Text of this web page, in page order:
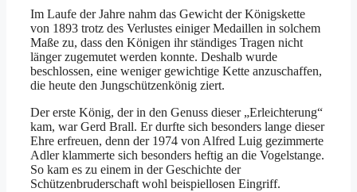
Im Laufe der Jahre nahm das Gewicht der Königskette
von 1893 trotz des Verlustes einiger Medaillen in solchem
Maße zu, dass den Königen ihr ständiges Tragen nicht
länger zugemutet werden konnte. Deshalb wurde
beschlossen, eine weniger gewichtige Kette anzuschaffen,
die heute den Jung­schützenkönig ziert.
Der erste König, der in den Genuss dieser „Erleichterung“
kam, war Gerd Brall. Er durfte sich besonders lange dieser
Ehre erfreuen, denn der 1974 von Alfred Luig gezimmerte
Adler klammerte sich besonders heftig an die Vogelstange.
So kam es zu einem in der Geschichte der
Schützenbruderschaft wohl beispiellosen Eingriff.